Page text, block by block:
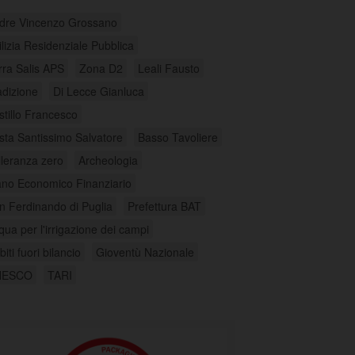
Vincenzo Grossano
Residenziale Pubblica
Salis APS
Zona D2
Leali Fausto
Di Lecce Gianluca
Francesco
Santissimo Salvatore
Basso Tavoliere
zero
Archeologia
Economico Finanziario
Ferdinando di Puglia
Prefettura BAT
per l'irrigazione dei campi
fuori bilancio
Gioventù Nazionale
TARI